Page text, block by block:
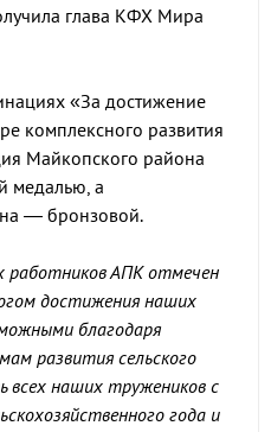
глава КФХ Мира
«За достижение
комплексного развития
Майкопского района
медалью, а
— бронзовой.
АПК отмечен
достижения наших
благодаря
развития сельского
всех наших тружеников с
года и